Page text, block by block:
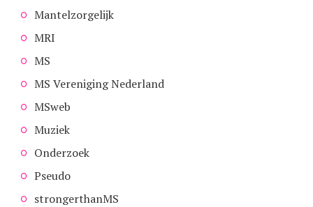
Mantelzorgelijk
MRI
MS
MS Vereniging Nederland
MSweb
Muziek
Onderzoek
Pseudo
strongerthanMS